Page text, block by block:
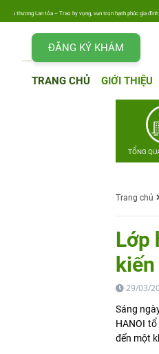
hy vọng, vun trọn hạnh phúc gia đình Quân nhân
ĐĂNG KÝ KHÁM
TRANG CHỦ GIỚI THIỆU
TỔNG
Trang chủ
Lớp
29/03/
Sáng
HANOI
đến một